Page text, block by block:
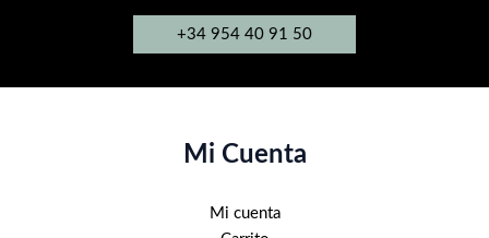
+34 954 40 91 50
Mi Cuenta
Mi cuenta